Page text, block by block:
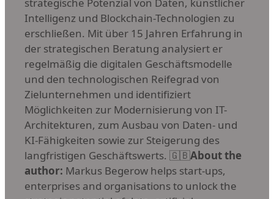
strategische Potenzial von Daten, künstlicher
Intelligenz und Blockchain-Technologien zu
erschließen. Mit über 15 Jahren Erfahrung in
der strategischen Beratung analysiert er
regelmäßig die digitalen Geschäftsmodelle
und den technologischen Reifegrad von
Zielunternehmen und identifiziert
Möglichkeiten zur Modernisierung von IT-
Architekturen, zum Ausbau von Daten- und
KI-Fähigkeiten sowie zur Steigerung des
langfristigen Geschäftswerts. 🇬🇧About the
author: Markus Begerow helps start-ups,
enterprises and organisations to unlock the